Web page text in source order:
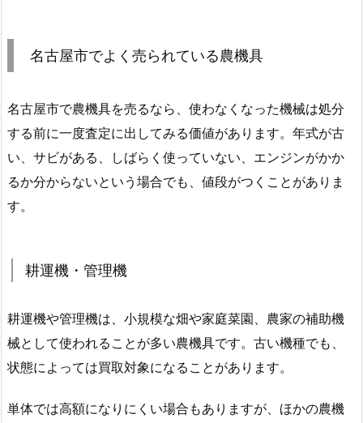
名古屋市でよく売られている農機具
名古屋市で農機具を売るなら、使わなくなった機械は処分
する前に一度査定に出してみる価値があります。年式が古
い、サビがある、しばらく使っていない、エンジンがかか
るか分からないという場合でも、値段がつくことがありま
す。
耕運機・管理機
耕運機や管理機は、小規模な畑や家庭菜園、農家の補助機
械として使われることが多い農機具です。古い機種でも、
状態によっては買取対象になることがあります。
単体では高額になりにくい場合もありますが、ほかの農機